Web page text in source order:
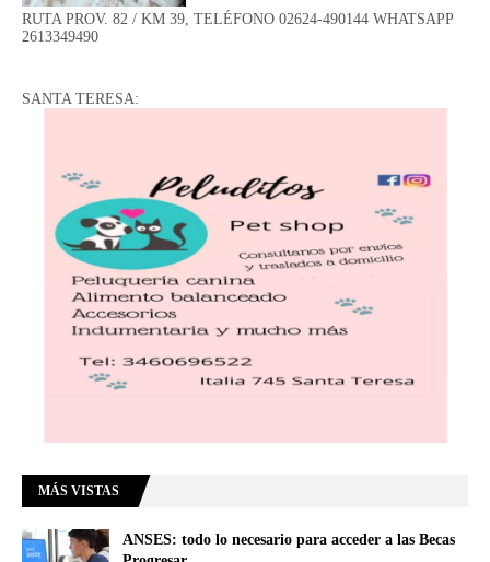
RUTA PROV. 82 / KM 39, TELÉFONO 02624-490144 WHATSAPP
2613349490
SANTA TERESA:
MÁS VISTAS
ANSES: todo lo necesario para acceder a las Becas